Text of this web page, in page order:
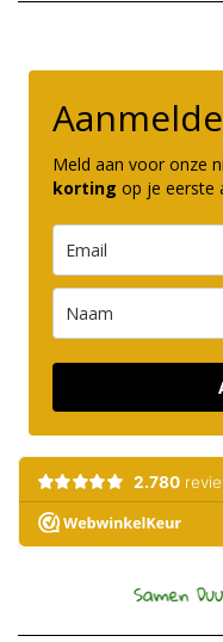
Meld aan voor onze
korting op je eerste